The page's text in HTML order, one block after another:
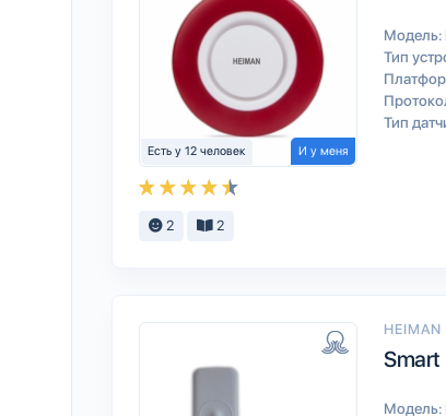
Есть у 12 человек И у меня
Модель:
Тип
Тип
2 2
HEIMAN
Smart
Модель: